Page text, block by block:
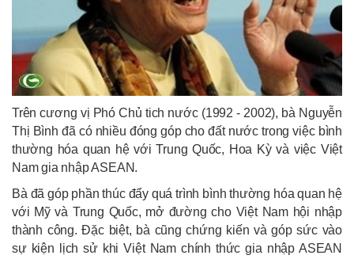
Trên cương vị Phó Chủ tich nước (1992 - 2002), bà Nguyễn
Thị Bình đã có nhiều đóng góp cho đất nước trong việc bình
thường hóa quan hệ với Trung Quốc, Hoa Kỳ và việc Việt
Nam gia nhập ASEAN.
Bà đã góp phần thúc đẩy quá trình bình thường hóa quan hệ
với Mỹ và Trung Quốc, mở đường cho Việt Nam hội nhập
thành công. Đặc biệt, bà cũng chứng kiến và góp sức vào
sự kiện lịch sử khi Việt Nam chính thức gia nhập ASEAN